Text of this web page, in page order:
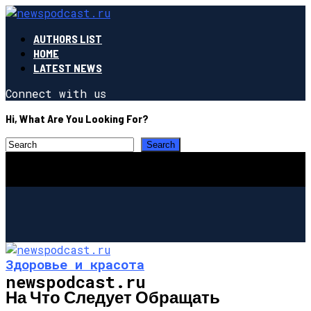
AUTHORS LIST
HOME
LATEST NEWS
Connect with us
Hi, What Are You Looking For?
newspodcast.ru
Здоровье и красота
На Что Следует Обращать